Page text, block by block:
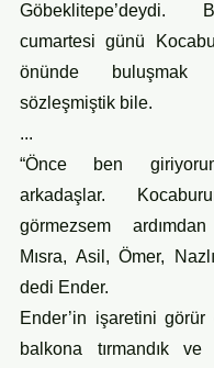
Göbeklitepe’deydi.
cumartesi günü
önünde
sözleşmiştik bile.
...
“Önce ben
arkadaşlar.
görmezsem
Mısra, Asil, Ömer,
dedi Ender.
Ender’in işaretini görür
balkona tırmandık